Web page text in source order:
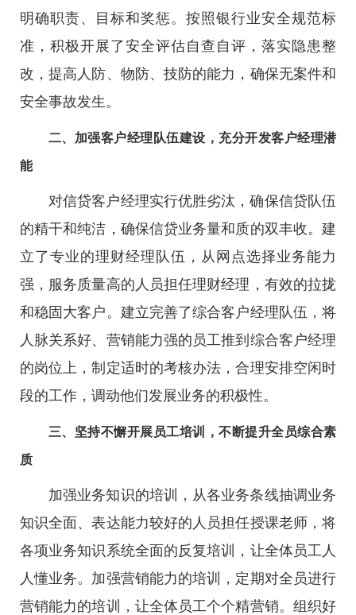
明确职责、目标和奖惩。按照银行业安全规范标
准，积极开展了安全评估自查自评，落实隐患整
改，提高人防、物防、技防的能力，确保无案件和
安全事故发生。
二、加强客户经理队伍建设，充分开发客户经理潜
能
对信贷客户经理实行优胜劣汰，确保信贷队伍
的精干和纯洁，确保信贷业务量和质的双丰收。建
立了专业的理财经理队伍，从网点选择业务能力
强，服务质量高的人员担任理财经理，有效的拉拢
和稳固大客户。建立完善了综合客户经理队伍，将
人脉关系好、营销能力强的员工推到综合客户经理
的岗位上，制定适时的考核办法，合理安排空闲时
段的工作，调动他们发展业务的积极性。
三、坚持不懈开展员工培训，不断提升全员综合素
质
加强业务知识的培训，从各业务条线抽调业务
知识全面、表达能力较好的人员担任授课老师，将
各项业务知识系统全面的反复培训，让全体员工人
人懂业务。加强营销能力的培训，定期对全员进行
营销能力的培训，让全体员工个个精营销。组织好